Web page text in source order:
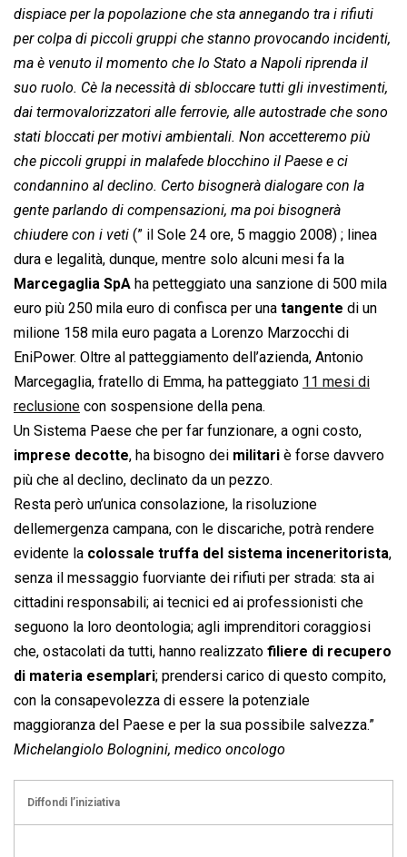
dispiace per la popolazione che sta annegando tra i rifiuti
per colpa di piccoli gruppi che stanno provocando incidenti,
ma è venuto il momento che lo Stato a Napoli riprenda il
suo ruolo. Cè la necessità di sbloccare tutti gli investimenti,
dai termovalorizzatori alle ferrovie, alle autostrade che sono
stati bloccati per motivi ambientali. Non accetteremo più
che piccoli gruppi in malafede blocchino il Paese e ci
condannino al declino. Certo bisognerà dialogare con la
gente parlando di compensazioni, ma poi bisognerà
chiudere con i veti  (” il Sole 24 ore, 5 maggio 2008) ; linea
dura e legalità, dunque, mentre solo alcuni mesi fa la
Marcegaglia SpA ha petteggiato una sanzione di 500 mila
euro più 250 mila euro di confisca per una tangente di un
milione 158 mila euro pagata a Lorenzo Marzocchi di
EniPower. Oltre al patteggiamento dell’azienda, Antonio
Marcegaglia, fratello di Emma, ha patteggiato 11 mesi di
reclusione con sospensione della pena.
Un Sistema Paese che per far funzionare, a ogni costo,
imprese decotte, ha bisogno dei militari è forse davvero
più che al declino, declinato da un pezzo.
Resta però un’unica consolazione, la risoluzione
dellemergenza campana, con le discariche, potrà rendere
evidente la colossale truffa del sistema inceneritorista,
senza il messaggio fuorviante dei rifiuti per strada: sta ai
cittadini responsabili; ai tecnici ed ai professionisti che
seguono la loro deontologia; agli imprenditori coraggiosi
che, ostacolati da tutti, hanno realizzato filiere di recupero
di materia esemplari; prendersi carico di questo compito,
con la consapevolezza di essere la potenziale
maggioranza del Paese e per la sua possibile salvezza.”
Michelangiolo Bolognini, medico oncologo
Diffondi l’iniziativa